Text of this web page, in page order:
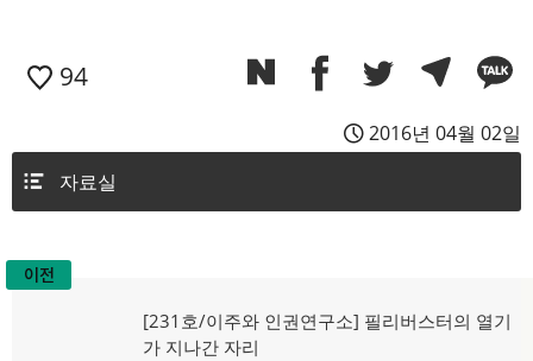
94
2016년 04월 02일
자료실
글
이전
이
전
[231호/이주와 인권연구소] 필리버스터의 열기
가 지나간 자리